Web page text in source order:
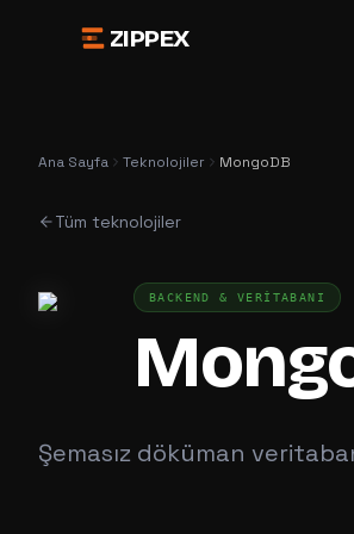
ZIPPEX
Ana Sayfa Teknolojiler MongoDB
Tüm teknolojiler
BACKEND & VERITABANI
Şemasız döküman